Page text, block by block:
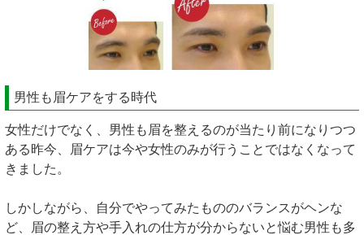
男性も眉ケアをする時代
女性だけでなく、男性も眉を整えるのが当たり前になりつつ
ある昨今、眉ケアは今や女性のみが行うことではなくなって
きました。
しかしながら、自分でやってみたもののバランスがヘンな
ど、眉の整え方や手入れの仕方が分からないと悩む男性も多